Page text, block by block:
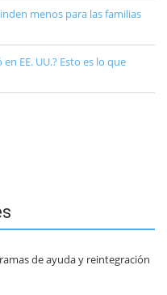
menos para las familias
EE. UU.? Esto es lo que
de ayuda y reintegración